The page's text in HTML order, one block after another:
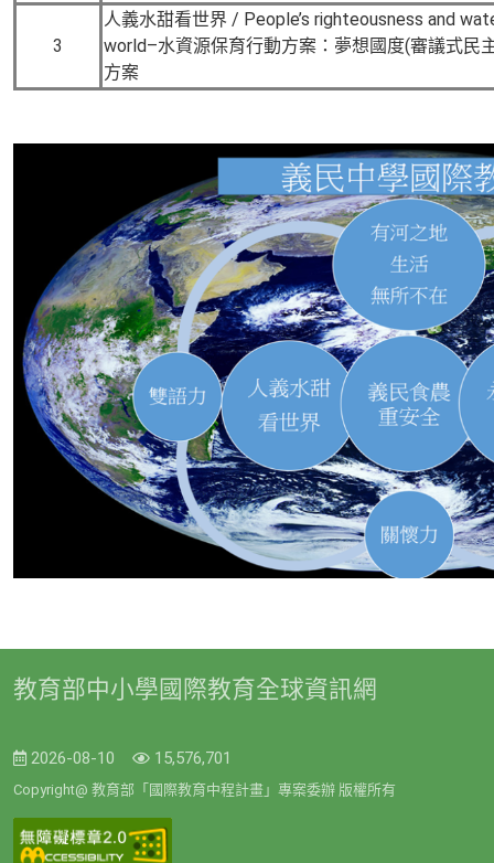
3
人義水甜看世界 / People’s righteousness and
world–水資源保育行動方案：夢想國度(審議式民
方案
教育部中小學國際教育全球資訊網
2026-08-10 15,576,701
Copyright@ 教育部「國際教育中程計畫」專案委辦 版權所有